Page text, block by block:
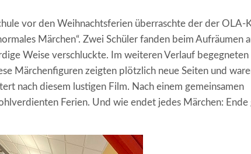
vor den Weihnachtsferien überraschte der der OLA-
Märchen“. Zwei Schüler fanden beim Aufräumen
Weise verschluckte. Im weiteren Verlauf begegneten
Märchenfiguren zeigten plötzlich neue Seiten und
nach diesem lustigen Film. Nach einem gemeinsamen
Ferien. Und wie endet jedes Märchen: Ende